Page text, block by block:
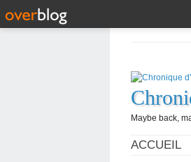
Maybe back,
ACCUEIL